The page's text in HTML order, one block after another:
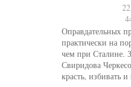
Оправдательных
практически на
чем при Сталине.
Свиридова
красть, избивать и